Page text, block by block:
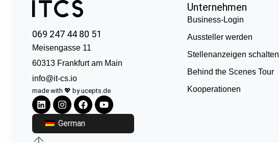
069 247 44 80 51
Meisengasse 11
60313 Frankfurt am Main
info@it-cs.io
made with 💖 by ucepts.de
German
Unternehmen
Business-Login
Aussteller werden
Stellenanzeigen schalten
Behind the Scenes Tour
Kooperationen